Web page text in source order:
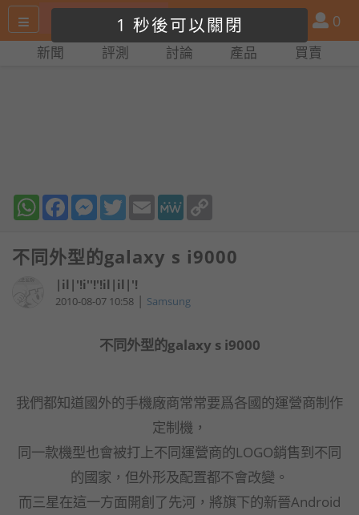
尋
產
品
比
會
員
0
新聞 評測 討論 產品 買賣
WhatsAppFacebookMessenger
TwitterEmail MeWe
不同外型的galaxy s i9000
|il|'!i''!'!il|il|'!
2010-08-07 10:58 | Samsung
不同外型的galaxy s i9000
我們都知道國外的手機廠商常常要爲各國的運營商制作
定制機，
同一款機型也會被打上不同運營商的LOGO銷售到不同
的國家，但外形及配置都不會改變。
而三星在這一方面開創了先河，將旗下的新晉Android
關閉廣告